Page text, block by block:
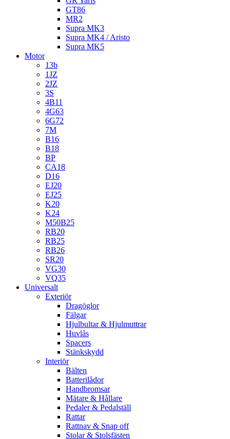
GT86
MR2
Supra MK3
Supra MK4 / Aristo
Supra MK5
Motor
13b
1JZ
2JZ
3S
4B11
4G63
6G72
7M
B16
B18
BP
CA18
D16
EJ20
EJ25
K20
K24
M50B25
RB20
RB25
RB26
SR20
VG30
VQ35
Universalt
Exteriör
Dragöglor
Fälgar
Hjulbultar & Hjulmuttrar
Huvlås
Spacers
Stänkskydd
Interiör
Bälten
Batterilådor
Handbromsar
Mätare & Hållare
Pedaler & Pedalställ
Rattar
Rattnav & Snap off
Stolar & Stolsfästen